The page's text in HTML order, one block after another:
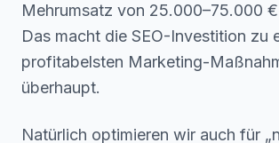
Mehrumsatz von 25.000–75.000
Das macht die SEO-Investition zu
profitabelsten Marketing-
überhaupt.
Natürlich optimieren wir auch für